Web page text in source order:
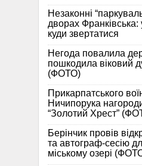
Незаконні
дворах Франківська:
куди звертатися
Негода повалила
пошкодила віковий
(ФОТО)
Прикарпатського
Ничипорука
“Золотий Хрест”
Берінчик провів
та автограф-сесію
міському озері